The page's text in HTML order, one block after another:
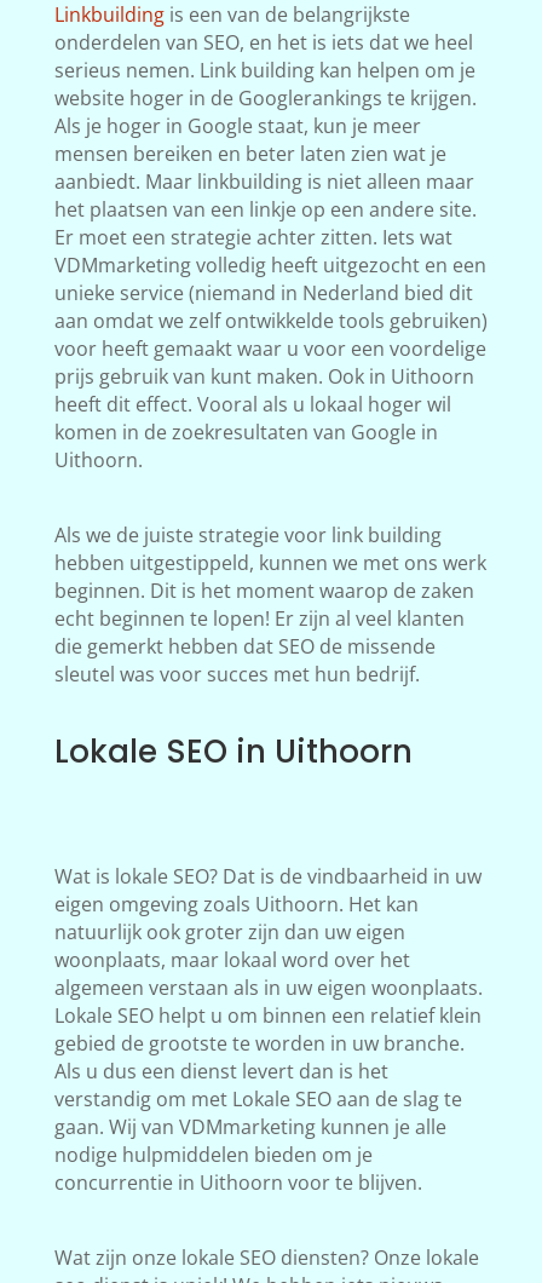
Linkbuildingis een van de belangrijkste
onderdelen van SEO, en het is iets dat we heel
serieus nemen. Link building kan helpen om je
website hoger in de Googlerankings te krijgen.
Als je hoger in Google staat, kun je meer
mensen bereiken en beter laten zien wat je
aanbiedt. Maar linkbuilding is niet alleen maar
het plaatsen van een linkje op een andere site.
Er moet een strategie achter zitten. Iets wat
VDMmarketing volledig heeft uitgezocht en een
unieke service (niemand in Nederland bied dit
aan omdat we zelf ontwikkelde tools gebruiken)
voor heeft gemaakt waar u voor een voordelige
prijs gebruik van kunt maken. Ook in Uithoorn
heeft dit effect. Vooral als u lokaal hoger wil
komen in de zoekresultaten van Google in
Uithoorn.
Als we de juiste strategie voor link building
hebben uitgestippeld, kunnen we met ons werk
beginnen. Dit is het moment waarop de zaken
echt beginnen te lopen! Er zijn al veel klanten
die gemerkt hebben dat SEO de missende
sleutel was voor succes met hun bedrijf.
Lokale SEO in Uithoorn
Wat is lokale SEO? Dat is de vindbaarheid in uw
eigen omgeving zoals Uithoorn. Het kan
natuurlijk ook groter zijn dan uw eigen
woonplaats, maar lokaal word over het
algemeen verstaan als in uw eigen woonplaats.
Lokale SEO helpt u om binnen een relatief klein
gebied de grootste te worden in uw branche.
Als u dus een dienst levert dan is het
verstandig om met Lokale SEO aan de slag te
gaan. Wij van VDMmarketing kunnen je alle
nodige hulpmiddelen bieden om je
concurrentie in Uithoorn voor te blijven.
Wat zijn onze lokale SEO diensten? Onze lokale